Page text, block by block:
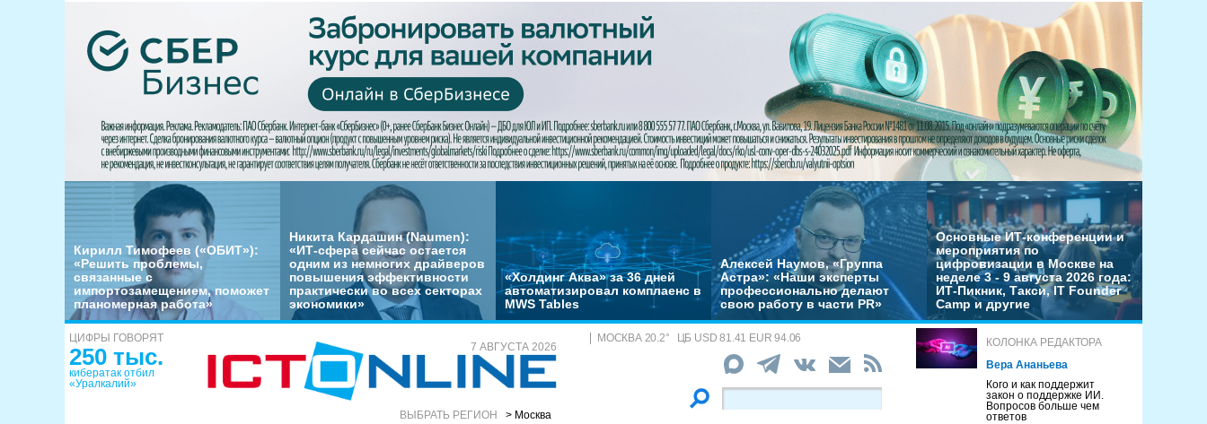
Кирилл Тимофеев («ОБИТ»):
«Решить проблемы,
связанные с
импортозамещением, поможет
планомерная работа»
Никита Кардашин (Naumen):
«ИТ-сфера сейчас остается
одним из немногих драйверов
повышения эффективности
практически во всех секторах
экономики»
«Холдинг Аква» за 36 дней
автоматизировал комплаенс в
MWS Tables
Алексей Наумов, «Группа
Астра»: «Наши эксперты
профессионально делают
свою работу в части PR»
Основные ИТ-конференции и
мероприятия по
цифровизации в Москве на
неделе 3 - 9 августа 2026 года:
ИТ-Пикник, Такси, IT Founder
Camp и другие
ЦИФРЫ ГОВОРЯТ
250 тыс.
кибератак отбил
«Уралкалий»
7 АВГУСТА 2026
ВЫБРАТЬ РЕГИОН > Москва
МОСКВА 20.2° ЦБ USD 81.41 EUR 94.06
КОЛОНКА РЕДАКТОРА
Вера Ананьева
Кого и как поддержит
закон о поддержке ИИ.
Вопросов больше чем
ответов